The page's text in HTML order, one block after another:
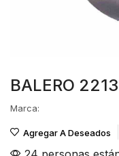
BALERO
Marca:
Agregar A Deseados